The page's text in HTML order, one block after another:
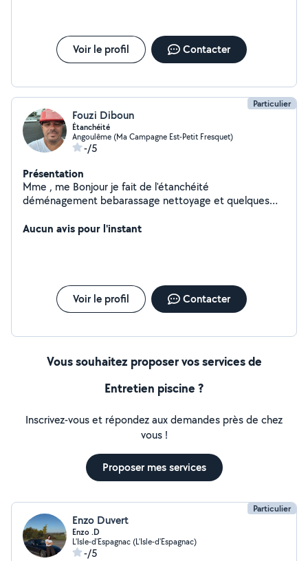
Voir le profil Contacter
Particulier
Fouzi Diboun
Étanchéité
Angoulême (Ma Campagne Est-Petit Fresquet)
-/5
Présentation
Mme , me Bonjour je fait de l'étanchéité
déménagement bebarassage nettoyage et quelques
Aucun avis pour l'instant
Voir le profil Contacter
Vous souhaitez proposer vos services de
Entretien piscine ?
Inscrivez-vous et répondez aux demandes près de chez
vous !
Proposer mes services
Particulier
Enzo Duvert
Enzo .D
L'Isle-d'Espagnac (L'Isle-d'Espagnac)
-/5